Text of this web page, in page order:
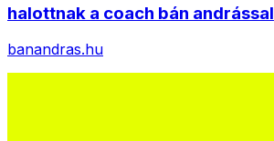
halottnak a coach bán andrással
banandras.hu